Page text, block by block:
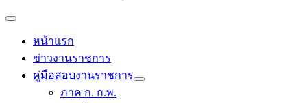
หน้าแรก
ข่าวงานราชการ
คู่มือสอบงานราชการ
ภาค ก. ก.พ.